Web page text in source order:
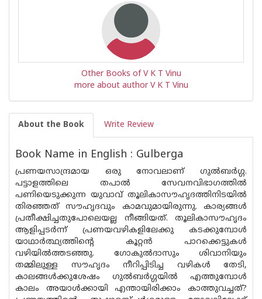
Other Books of V K T Vinu
more about author V K T Vinu
About the Book Write Review
Book Name in English : Gulberga
പ്രണയസാന്ദ്രമായ ഒരു നോവലാണ് ഗുല്‍ബര്‍ഗ്ഗ.
പട്ടാളത്തിലെ തപാല്‍ സേവനവിഭാഗത്തില്‍
പണിയെടുക്കുന്ന യുവാവ് തൂലികാസൗഹൃദത്തിനിടയില്‍
തിരഞ്ഞത് സൗഹൃദവും കാമവുമായിരുന്നു. കാര്യങ്ങള്‍
പ്രതീക്ഷിച്ചതുപോലെയല്ല നീങ്ങിയത്. തൂലികാസൗഹൃദം
ആളിപ്പടര്‍ന്ന് പ്രണയവഴികളിലേക്കു കടക്കുമ്പോള്‍
യാഥാര്‍ത്ഥ്യത്തിന്റെ കൂറ്റന്‍ പാറക്കെട്ടുകള്‍
വഴിയില്‍ത്തടഞ്ഞു. ഗോകുല്‍ദാസും ശിവാനിയും
തമ്മിലുള്ള സൗഹൃദം നീറിപ്പിടിച്ച വഴികള്‍ തേടി,
കാലങ്ങള്‍ക്കുശേഷം ഗുല്‍ബര്‍ഗ്ഗയില്‍ എത്തുമ്പോള്‍
കാലം അയാള്‍ക്കായി എന്തായിരിക്കാം കാത്തുവച്ചത്?